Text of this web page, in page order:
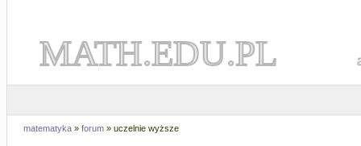
MATH.EDU.PL
matematyka » forum » uczelnie wyższe